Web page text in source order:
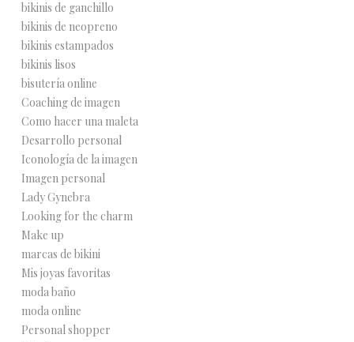
bikinis de ganchillo
bikinis de neopreno
bikinis estampados
bikinis lisos
bisutería online
Coaching de imagen
Como hacer una maleta
Desarrollo personal
Iconología de la imagen
Imagen personal
Lady Gynebra
Looking for the charm
Make up
marcas de bikini
Mis joyas favoritas
moda baño
moda online
Personal shopper